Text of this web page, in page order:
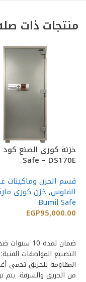
منتجات ذات
Safe – DS170E
قسم الخزن وماكينات
الفلوس, خزن كورى
Bumil Safe
EGP95,000.00
ضمان لمدة 10
التصنيع المواصفات
المقاومة للحريق تحمي
من الحريق والسرقة. يتم